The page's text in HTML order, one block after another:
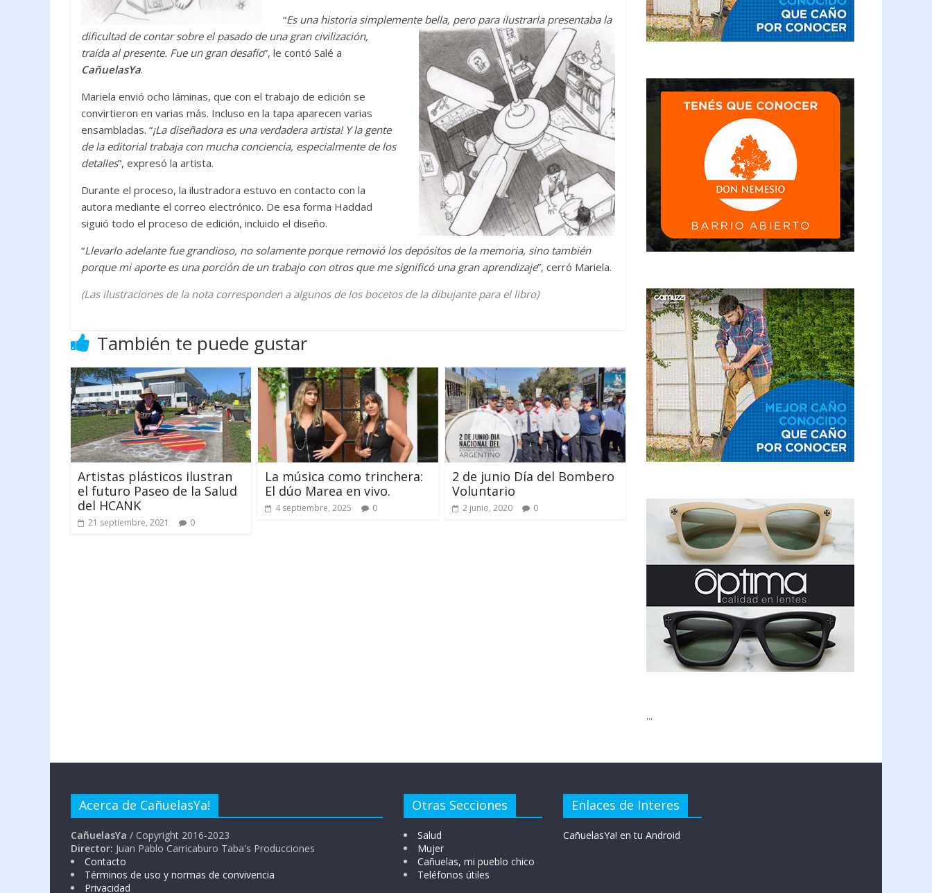
“Es una historia simplemente bella, pero para ilustrarla presentaba la
dificultad de contar sobre el pasado de una gran civilización,
traída al presente. Fue un gran desafío”, le contó Salé a
CañuelasYa.
Mariela envió ocho láminas, que con el trabajo de edición se
convirtieron en varias más. Incluso en la tapa aparecen varias
ensambladas. “¡La diseñadora es una verdadera artista! Y la gente
de la editorial trabaja con mucha conciencia, especialmente de los
detalles”, expresó la artista.
Durante el proceso, la ilustradora estuvo en contacto con la
autora mediante el correo electrónico. De esa forma Haddad
siguió todo el proceso de edición, incluido el diseño.
“Llevarlo adelante fue grandioso, no solamente porque removió los depósitos de la memoria, sino también
porque mi aporte es una porción de un trabajo con otros que me significó una gran aprendizaje”, cerró Mariela.
(Las ilustraciones de la nota corresponden a algunos de los bocetos de la dibujante para el libro)
También te puede gustar
Artistas plásticos ilustran
el futuro Paseo de la Salud
del HCANK
21 septiembre, 2021 0
La música como trinchera:
El dúo Marea en vivo.
4 septiembre, 2025 0
2 de junio Día del Bombero
Voluntario
2 junio, 2020 0
...
Acerca de CañuelasYa!
CañuelasYa / Copyright 2016-2023
Director: Juan Pablo Carricaburo Taba's Producciones
Contacto
Términos de uso y normas de convivencia
Privacidad
Otras Secciones
Salud
Mujer
Cañuelas, mi pueblo chico
Teléfonos útiles
Enlaces de Interes
CañuelasYa! en tu Android